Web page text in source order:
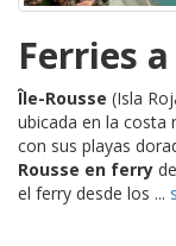
Ferries
Île-Rousse (Isla
ubicada en la costa
con sus playas
Rousse en ferry
el ferry desde los ...